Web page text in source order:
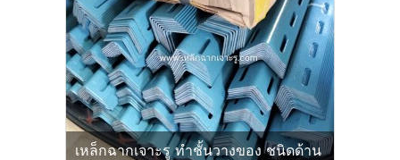
เหล็กฉากเจาะรู ทำชั้นวางของ ชนิดด้าน